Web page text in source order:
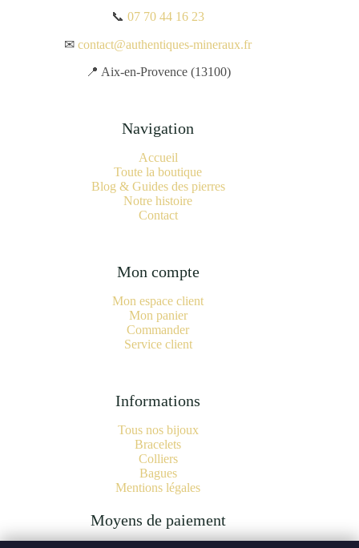
📞07 70 44 16 23
✉contact@authentiques-mineraux.fr
📍 Aix-en-Provence (13100)
Navigation
Accueil
Toute la boutique
Blog & Guides des pierres
Notre histoire
Contact
Mon compte
Mon espace client
Mon panier
Commander
Service client
Informations
Tous nos bijoux
Bracelets
Colliers
Bagues
Mentions légales
Moyens de paiement